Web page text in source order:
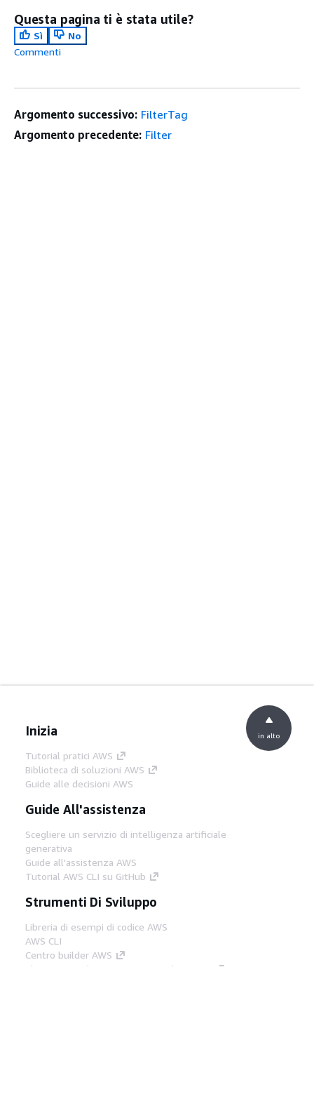
Questa pagina ti è stata utile?
Sì
No
Commenti
Argomento successivo: FilterTag
Argomento precedente: Filter
Inizia
Tutorial pratici AWS
Biblioteca di soluzioni AWS
Guide alle decisioni AWS
Guide All'assistenza
Scegliere un servizio di intelligenza artificiale
generativa
Guide all'assistenza AWS
Tutorial AWS CLI su GitHub
Strumenti Di Sviluppo
Libreria di esempi di codice AWS
AWS CLI
Centro builder AWS
Blog AWS sugli strumenti per sviluppatori
in alto